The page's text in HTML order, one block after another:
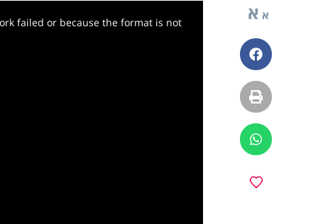
א א
פייסבוק
הדפסה
ווטסאפ
failed or because the format is not